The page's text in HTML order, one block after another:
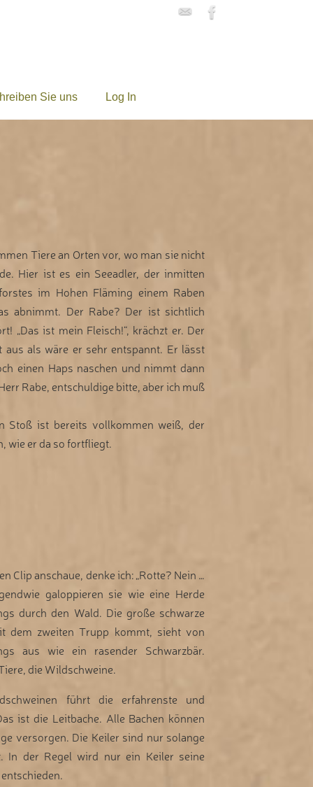
Sie uns Log In
Tiere an Orten vor, wo man sie nicht
Hier ist es ein Seeadler, der inmitten
im Hohen Fläming einem Raben
abnimmt. Der Rabe? Der ist sichtlich
„Das ist mein Fleisch!“, krächzt er. Der
aus als wäre er sehr entspannt. Er lässt
einen Haps naschen und nimmt dann
Rabe, entschuldige bitte, aber ich muß
Stoß ist bereits vollkommen weiß, der
wie er da so fortfliegt.
Clip anschaue, denke ich: „Rotte? Nein …
galoppieren sie wie eine Herde
durch den Wald. Die große schwarze
dem zweiten Trupp kommt, sieht von
aus wie ein rasender Schwarzbär.
die Wildschweine.
führt die erfahrenste und
ist die Leitbache. Alle Bachen können
versorgen. Die Keiler sind nur solange
In der Regel wird nur ein Keiler seine